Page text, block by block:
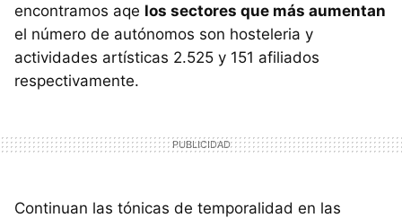
encontramos aqe los sectores que más aumentan
el número de autónomos son hosteleria y
actividades artísticas 2.525 y 151 afiliados
respectivamente.
Continuan las tónicas de temporalidad en las